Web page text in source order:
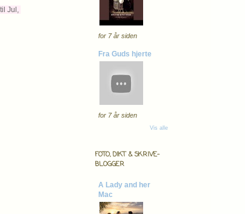
Jul,
for 7 år siden
Fra Guds hjerte
for 7 år siden
Vis alle
FOTO, DIKT & SKRIVE-
BLOGGER
A Lady and her
Mac